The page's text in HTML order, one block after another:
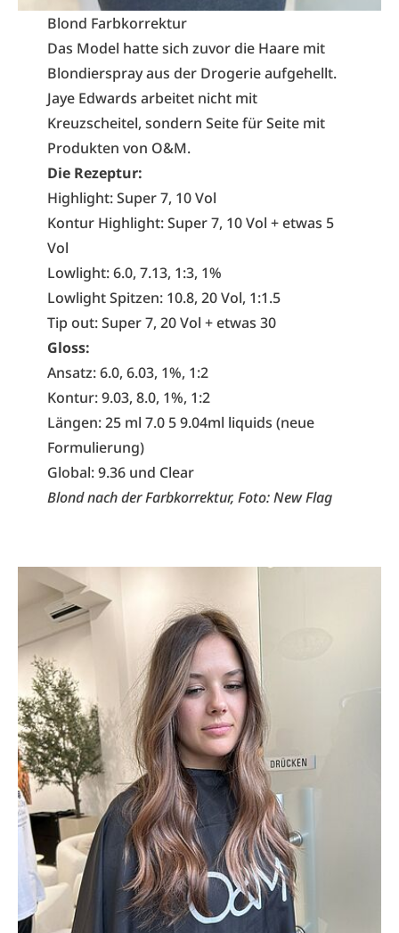
Blond Farbkorrektur
Das Model hatte sich zuvor die Haare mit
Blondierspray aus der Drogerie aufgehellt.
Jaye Edwards arbeitet nicht mit
Kreuzscheitel, sondern Seite für Seite mit
Produkten von O&M.
Die Rezeptur:
Highlight: Super 7, 10 Vol
Kontur Highlight: Super 7, 10 Vol + etwas 5
Vol
Lowlight: 6.0, 7.13, 1:3, 1%
Lowlight Spitzen: 10.8, 20 Vol, 1:1.5
Tip out: Super 7, 20 Vol + etwas 30
Gloss:
Ansatz: 6.0, 6.03, 1%, 1:2
Kontur: 9.03, 8.0, 1%, 1:2
Längen: 25 ml 7.0 5 9.04ml liquids (neue
Formulierung)
Global: 9.36 und Clear
Blond nach der Farbkorrektur, Foto: New Flag